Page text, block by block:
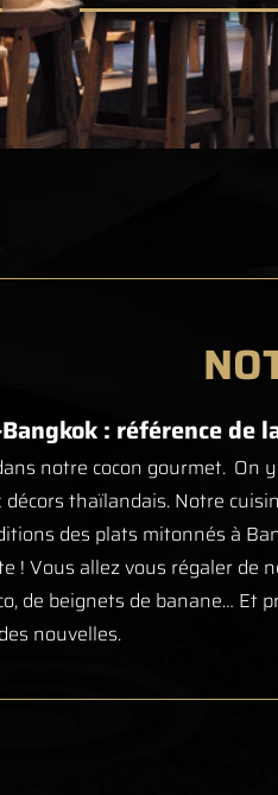
: référence de
notre cocon gourmet. On
thaïlandais. Notre
des plats mitonnés à
! Vous allez vous régaler de
de beignets de banane… Et
nouvelles.